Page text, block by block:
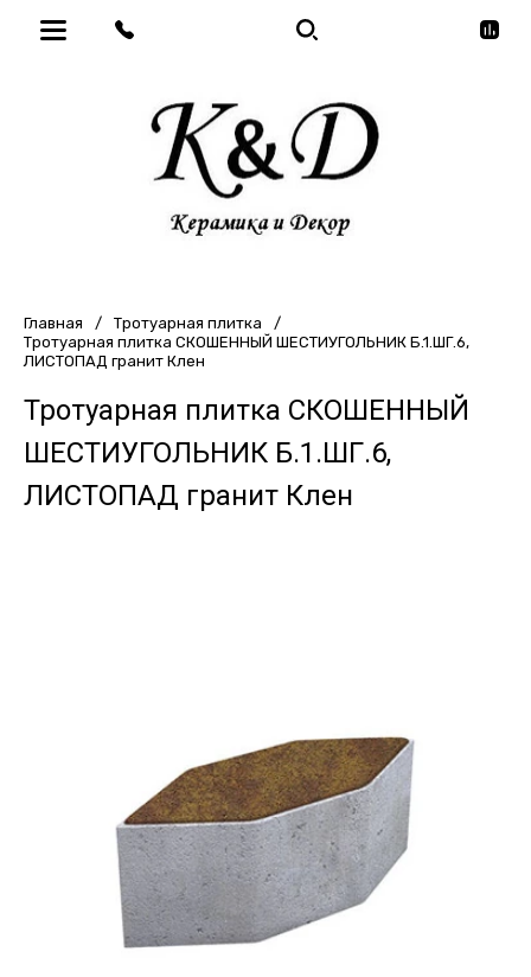
Главная / Тротуарная плитка
/
Тротуарная плитка СКОШЕННЫЙ ШЕСТИУГОЛЬНИК Б.1.ШГ.6,
ЛИСТОПАД гранит Клен
Тротуарная плитка СКОШЕННЫЙ
ШЕСТИУГОЛЬНИК Б.1.ШГ.6,
ЛИСТОПАД гранит Клен